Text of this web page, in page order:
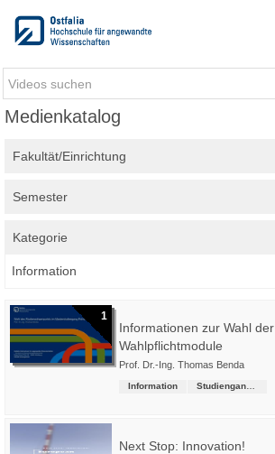
Medienkatalog
Fakultät/Einrichtung
Semester
Kategorie
Information
1
Informationen zur Wahl der
Wahlpflichtmodule
Prof. Dr.-Ing. Thomas Benda
Information
Next Stop: Innovation!